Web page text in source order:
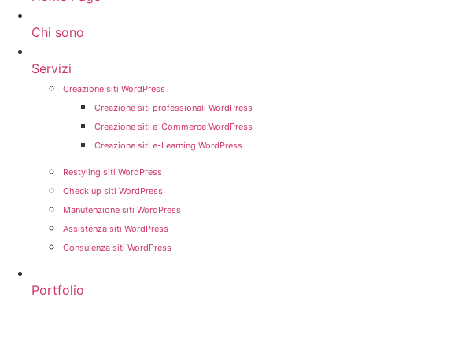
Chi sono
Servizi
Creazione siti WordPress
Creazione siti professionali WordPress
Creazione siti e-Commerce WordPress
Creazione siti e-Learning WordPress
Restyling siti WordPress
Check up siti WordPress
Manutenzione siti WordPress
Assistenza siti WordPress
Consulenza siti WordPress
Portfolio